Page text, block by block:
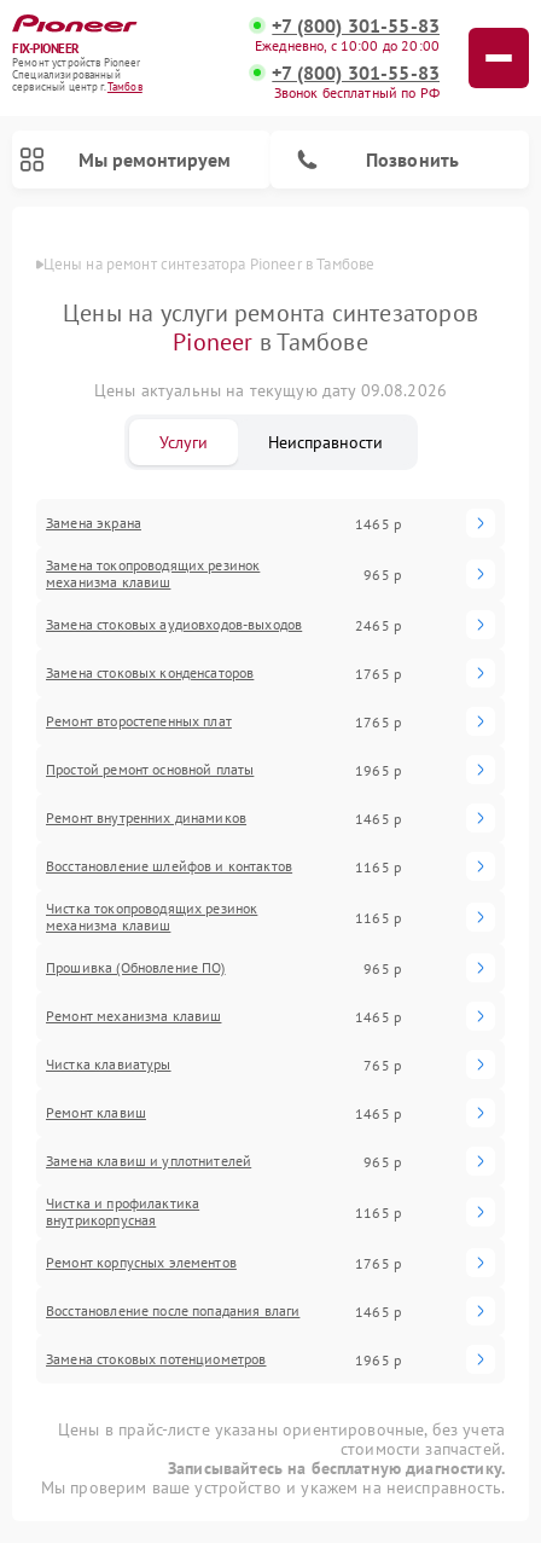
FIX-PIONEER
Ремонт устройств Pioneer
Специализированный
cервисный центр г.Тамбов
+7 (800) 301-55-83
Ежедневно, с 10:00 до 20:00
+7 (800) 301-55-83
Звонок бесплатный по РФ
Мы ремонтируем Позвонить
Цены на ремонт синтезатора Pioneer в Тамбове
Цены на услуги ремонта синтезаторов
Pioneer в Тамбове
Цены актуальны на текущую дату 09.08.2026
Услуги Неисправности
Замена экрана 1465 р
Замена токопроводящих резинок
механизма клавиш
965 р
Замена стоковых аудиовходов-выходов 2465 р
Замена стоковых конденсаторов 1765 р
Ремонт второстепенных плат 1765 р
Простой ремонт основной платы 1965 р
Ремонт внутренних динамиков 1465 р
Восстановление шлейфов и контактов 1165 р
Чистка токопроводящих резинок
механизма клавиш
1165 р
Прошивка (Обновление ПО) 965 р
Ремонт механизма клавиш 1465 р
Чистка клавиатуры 765 р
Ремонт клавиш 1465 р
Замена клавиш и уплотнителей 965 р
Чистка и профилактика
внутрикорпусная
1165 р
Ремонт корпусных элементов 1765 р
Восстановление после попадания влаги 1465 р
Замена стоковых потенциометров 1965 р
Цены в прайс-листе указаны ориентировочные, без учета
стоимости запчастей.
Записывайтесь на бесплатную диагностику.
Мы проверим ваше устройство и укажем на неисправность.